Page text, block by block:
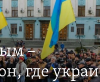
–
где